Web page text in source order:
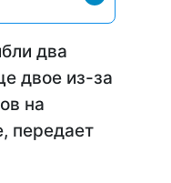
два
двое из-за
на
передает